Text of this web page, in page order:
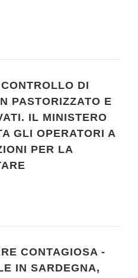
DI
PASTORIZZATO E
IL MINISTERO
GLI OPERATORI A
PER LA
CONTAGIOSA -
IN SARDEGNA,